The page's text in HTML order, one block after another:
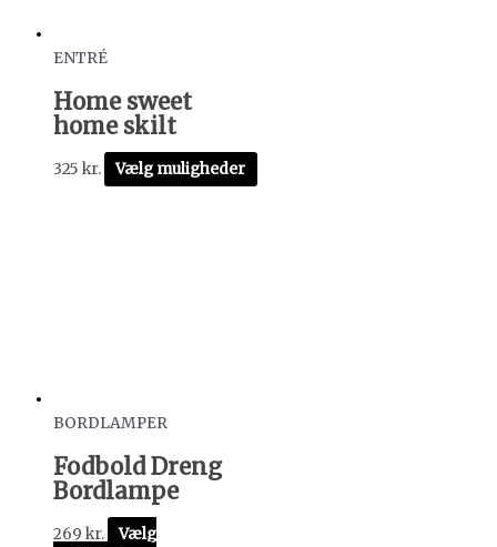
ENTRÉ
Home sweet
home skilt
325 kr. Vælg muligheder
BORDLAMPER
Fodbold Dreng
Bordlampe
269 kr.
Vælg